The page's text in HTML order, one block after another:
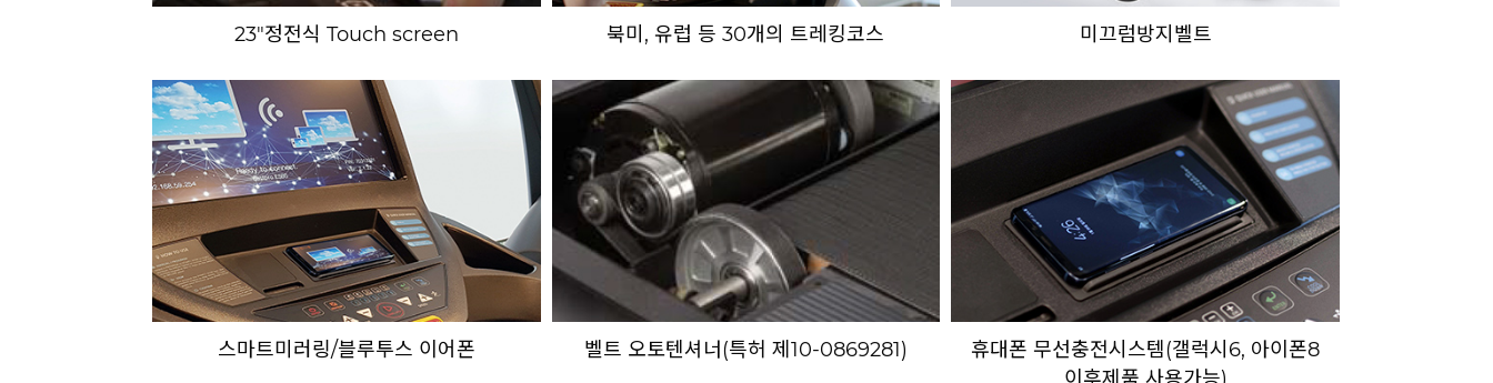
23"정전식 Touch screen 북미, 유럽 등 30개의 트레킹코스 미끄럼방지벨트
스마트미러링/블루투스 이어폰 벨트 오토텐셔너(특허 제10-0869281)
휴대폰 무선충전시스템(갤럭시6, 아이폰8